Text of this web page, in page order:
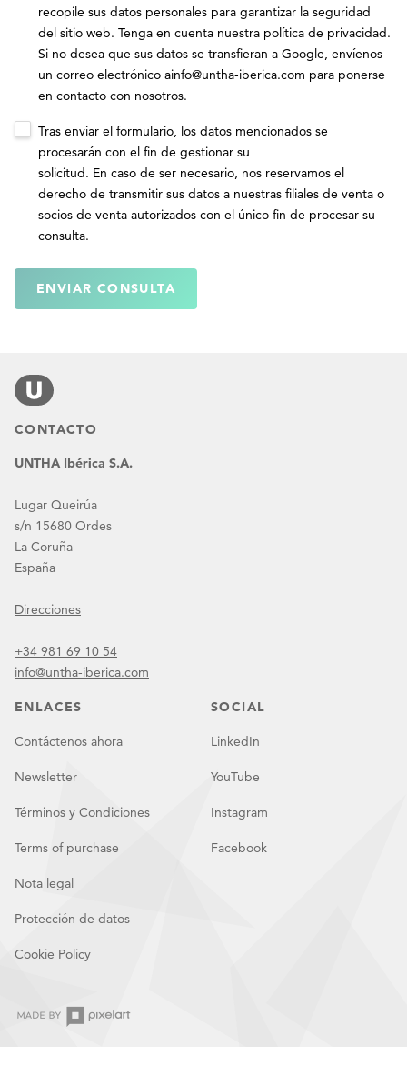
recopile sus datos personales para garantizar la seguridad
del sitio web. Tenga en cuenta nuestra política de privacidad.
Si no desea que sus datos se transfieran a Google, envíenos
un correo electrónico ainfo@untha-iberica.com para ponerse
en contacto con nosotros.
Tras enviar el formulario, los datos mencionados se
procesarán con el fin de gestionar su
solicitud. En caso de ser necesario, nos reservamos el
derecho de transmitir sus datos a nuestras filiales de venta o
socios de venta autorizados con el único fin de procesar su
consulta.
ENVIAR CONSULTA
CONTACTO
UNTHA Ibérica S.A.
Lugar Queirúa
s/n 15680 Ordes
La Coruña
España
Direcciones
+34 981 69 10 54
info@untha-iberica.com
ENLACES
Contáctenos ahora
Newsletter
Términos y Condiciones
Terms of purchase
Nota legal
Protección de datos
Cookie Policy
SOCIAL
LinkedIn
YouTube
Instagram
Facebook